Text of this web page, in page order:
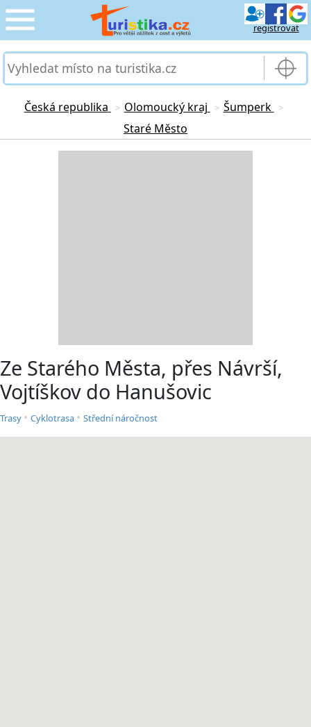
registrovat
CESTOVÁNÍ
SLUŽBY & DOPRAVA
Česká republika > Olomoucký kraj > Šumperk >
Staré Město
Ze Starého Města, přes Návrší,
Vojtíškov do Hanušovic
Trasy • Cyklotrasa • Střední náročnost